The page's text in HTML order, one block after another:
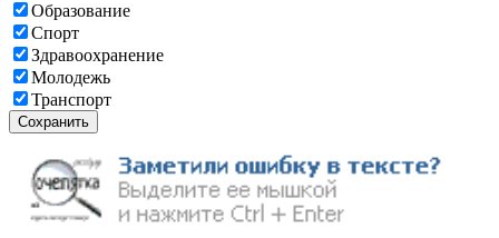
Образование
Спорт
Здравоохранение
Молодежь
Транспорт
Сохранить